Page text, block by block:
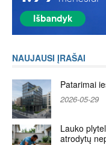
NAUJAUSI ĮRAŠAI
Patarimai
2026-05-29
Lauko
atrodytų